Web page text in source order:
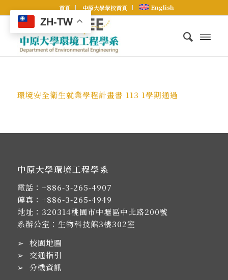
首頁 中原大學學校首頁 English
環境安全衛生就業學程計畫書 113 1學期通過
中原大學環境工程學系
電話： +886-3-265-4907
傳真：+886-3-265-4949
地址： 320314桃園市中壢區中北路200號
系辦公室：生物科技館3樓302室
➢ 校園地圖
➢ 交通指引
➢ 分機資訊
ZH-TW